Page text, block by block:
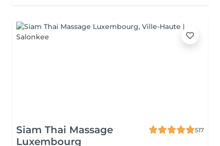
Siam Thai Massage
Luxembourg
517